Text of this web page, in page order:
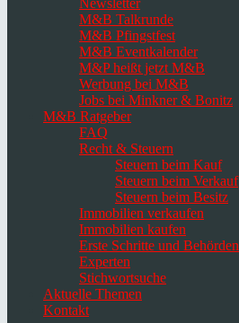
Newsletter
M&B Talkrunde
M&B Pfingstfest
M&B Eventkalender
M&P heißt jetzt M&B
Werbung bei M&B
Jobs bei Minkner & Bonitz
M&B Ratgeber
FAQ
Recht & Steuern
Steuern beim Kauf
Steuern beim Verkauf
Steuern beim Besitz
Immobilien verkaufen
Immobilien kaufen
Erste Schritte und Behörden
Experten
Stichwortsuche
Aktuelle Themen
Kontakt